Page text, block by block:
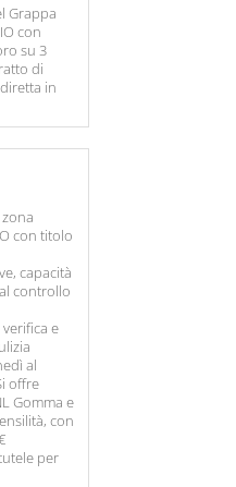
Grappa
con
su 3
di
in
con titolo
capacità
controllo
e
al
offre
Gomma e
con
per